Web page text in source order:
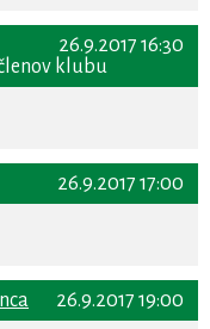
26.9.2017 16:30
klubu
26.9.2017 17:00
26.9.2017 19:00